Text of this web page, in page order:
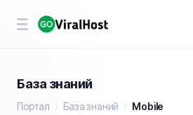
База знаний
Портал База знаний Mobile